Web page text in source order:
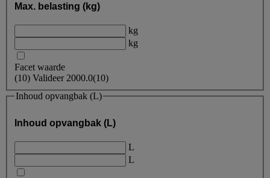
Max. belasting (kg)
kg
kg
Facet waarde
(10) Valideer 2000.0(10)
Inhoud opvangbak (L)
Inhoud opvangbak (L)
L
L